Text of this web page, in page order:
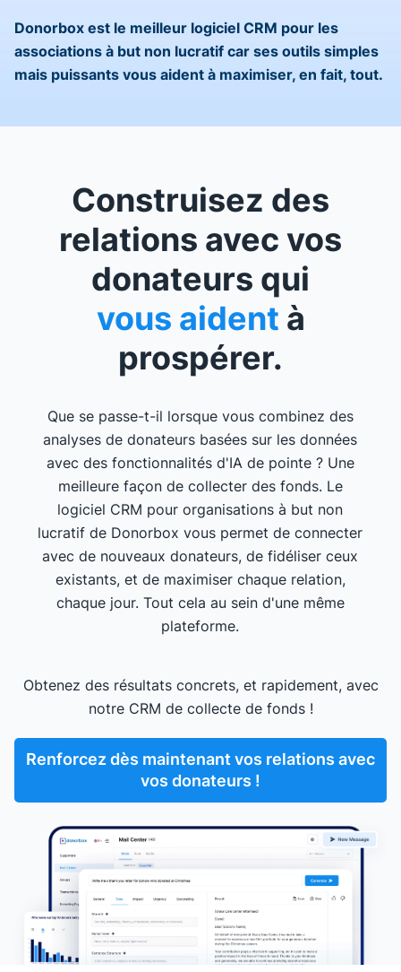
Donorbox est le meilleur logiciel CRM pour les
associations à but non lucratif car ses outils simples
mais puissants vous aident à maximiser, en fait, tout.
Construisez des
relations avec vos
donateurs qui
vous aident à
prospérer.
Que se passe-t-il lorsque vous combinez des
analyses de donateurs basées sur les données
avec des fonctionnalités d'IA de pointe ? Une
meilleure façon de collecter des fonds. Le
logiciel CRM pour organisations à but non
lucratif de Donorbox vous permet de connecter
avec de nouveaux donateurs, de fidéliser ceux
existants, et de maximiser chaque relation,
chaque jour. Tout cela au sein d'une même
plateforme.
Obtenez des résultats concrets, et rapidement, avec
notre CRM de collecte de fonds !
Renforcez dès maintenant vos relations avec
vos donateurs !